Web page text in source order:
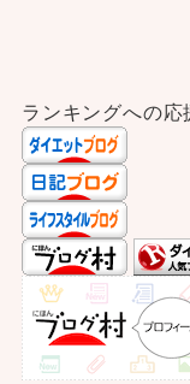
ランキングへの